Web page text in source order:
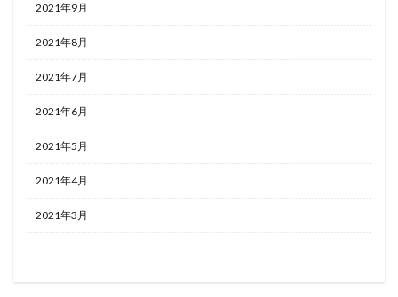
2021年9月
2021年8月
2021年7月
2021年6月
2021年5月
2021年4月
2021年3月